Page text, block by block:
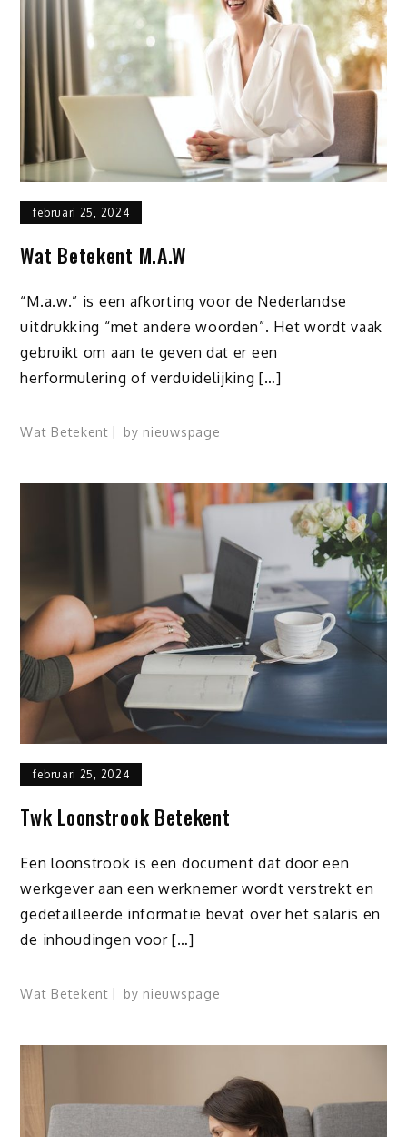
februari 25, 2024
Wat Betekent M.a.w
“M.a.w.” is een afkorting voor de Nederlandse
uitdrukking “met andere woorden”. Het wordt vaak
gebruikt om aan te geven dat er een
herformulering of verduidelijking […]
Wat Betekent by nieuwspage
februari 25, 2024
Twk Loonstrook Betekent
Een loonstrook is een document dat door een
werkgever aan een werknemer wordt verstrekt en
gedetailleerde informatie bevat over het salaris en
de inhoudingen voor […]
Wat Betekent by nieuwspage